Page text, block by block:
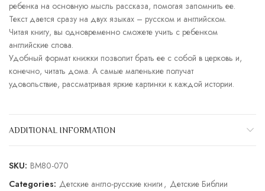
ребенка на основную мысль рассказа, помогая запомнить ее.
Текст дается сразу на двух языках – русском и английском.
Читая книгу, вы одновременно сможете учить с ребенком
английские слова.
Удобный формат книжки позволит брать ее с собой в церковь и,
конечно, читать дома. А самые маленькие получат
удовольствие, рассматривая яркие картинки к каждой истории.
ADDITIONAL INFORMATION
SKU: BM80-070
Categories: Детские англо-русские книги , Детские Библии